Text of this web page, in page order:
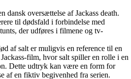
dansk oversættelse af Jackass death.
til dødsfald i forbindelse med
der udføres i filmene og tv-
af salt er muligvis en reference til en
film, hvor salt spiller en rolle i en
Dette udtryk kan være en form for
af en fiktiv begivenhed fra serien.